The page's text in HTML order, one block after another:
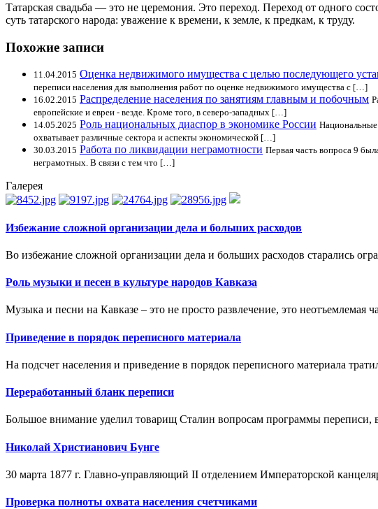
Татарская свадьба — это не церемония. Это переход. Переход от одного
суть татарского народа: уважение к времени, к земле, к предкам, к труду.
Похожие записи
11.04.2015 Оценка недвижимого имущества с целью последующего
переписи населения для выполнения работ по оценке недвижимого имущества с […]
16.02.2015 Распределение населения по занятиям главным и побочным
европейские и евреи - везде. Кроме того, в северо-западных […]
14.05.2025 Роль национальных диаспор в экономике России Национальные
охватывает различные сектора и аспекты экономической […]
30.03.2015 Работа по ликвидации неграмотности Первая часть вопроса 9
неграмотных. В связи с тем что […]
Галерея
Избежание сложной организации дела и больших расходов
Во избежание сложной организации дела и больших расходов старались
Роль музыки и песен в культуре народов Кавказа
Музыка и песни на Кавказе – это не просто развлечение, это неотъемлемая
Приведение в порядок переписного материала
На подсчет населения и приведение в порядок переписного материала
Переработанный бланк переписи
Большое внимание уделил товарищ Сталин вопросам программы переписи,
Николай Христианович Бунге
30 марта 1877 г. Главно-управляющий II отделением Императорской
Проверка полноты охвата населения счетчиками